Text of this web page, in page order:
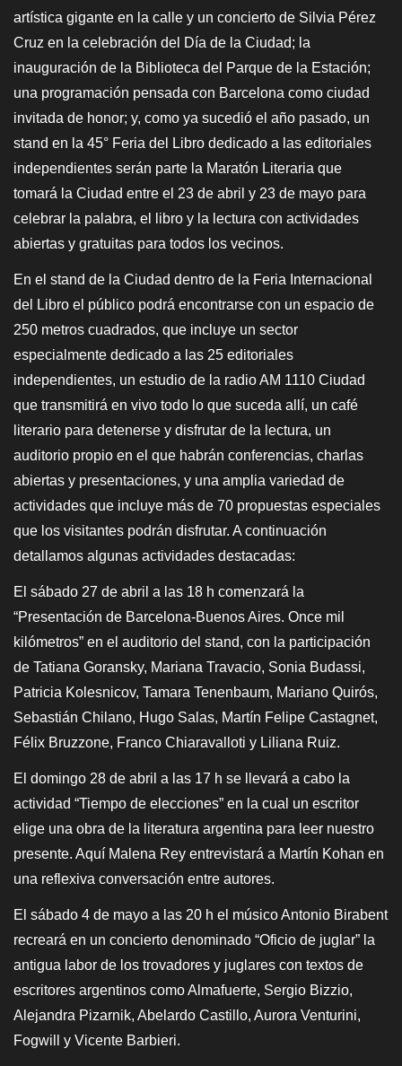
artística gigante en la calle y un concierto de Silvia Pérez
Cruz en la celebración del Día de la Ciudad; la
inauguración de la Biblioteca del Parque de la Estación;
una programación pensada con Barcelona como ciudad
invitada de honor; y, como ya sucedió el año pasado, un
stand en la 45° Feria del Libro dedicado a las editoriales
independientes serán parte la Maratón Literaria que
tomará la Ciudad entre el 23 de abril y 23 de mayo para
celebrar la palabra, el libro y la lectura con actividades
abiertas y gratuitas para todos los vecinos.
En el stand de la Ciudad dentro de la Feria Internacional
del Libro el público podrá encontrarse con un espacio de
250 metros cuadrados, que incluye un sector
especialmente dedicado a las 25 editoriales
independientes, un estudio de la radio AM 1110 Ciudad
que transmitirá en vivo todo lo que suceda allí, un café
literario para detenerse y disfrutar de la lectura, un
auditorio propio en el que habrán conferencias, charlas
abiertas y presentaciones, y una amplia variedad de
actividades que incluye más de 70 propuestas especiales
que los visitantes podrán disfrutar. A continuación
detallamos algunas actividades destacadas:
El sábado 27 de abril a las 18 h comenzará la
“Presentación de Barcelona-Buenos Aires. Once mil
kilómetros” en el auditorio del stand, con la participación
de Tatiana Goransky, Mariana Travacio, Sonia Budassi,
Patricia Kolesnicov, Tamara Tenenbaum, Mariano Quirós,
Sebastián Chilano, Hugo Salas, Martín Felipe Castagnet,
Félix Bruzzone, Franco Chiaravalloti y Liliana Ruiz.
El domingo 28 de abril a las 17 h se llevará a cabo la
actividad “Tiempo de elecciones” en la cual un escritor
elige una obra de la literatura argentina para leer nuestro
presente. Aquí Malena Rey entrevistará a Martín Kohan en
una reflexiva conversación entre autores.
El sábado 4 de mayo a las 20 h el músico Antonio Birabent
recreará en un concierto denominado “Oficio de juglar” la
antigua labor de los trovadores y juglares con textos de
escritores argentinos como Almafuerte, Sergio Bizzio,
Alejandra Pizarnik, Abelardo Castillo, Aurora Venturini,
Fogwill y Vicente Barbieri.